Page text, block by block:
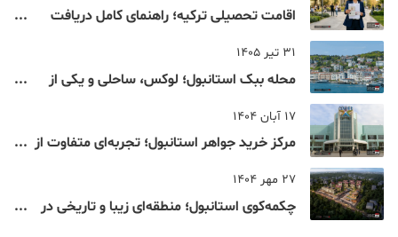
اقامت تحصیلی ترکیه؛ راهنمای کامل دریافت
31 تیر 1405
محله ببک استانبول؛ لوکس، ساحلی و یکی از
17 آبان 1404
مرکز خرید جواهر استانبول؛ تجربه‌ای متفاوت از
27 مهر 1404
چکمه‌کوی استانبول؛ منطقه‌ای زیبا و تاریخی در